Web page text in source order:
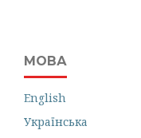
МОВА
English
Українська